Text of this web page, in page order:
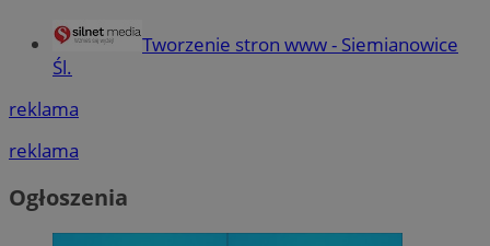
Tworzenie stron www - Siemianowice
Śl.
reklama
reklama
Ogłoszenia